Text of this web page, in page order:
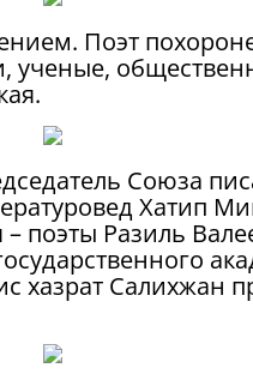
Поэт
ученые,
Союза
Хатип
поэты Разиль
хазрат Салихжан